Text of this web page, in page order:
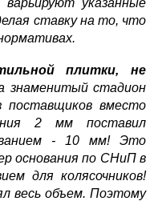
ставку на то, что
плитки, не
знаменитый стадион
поставщиков вместо
2 мм поставил
- 10 мм! Это
основания по СНиП в
для колясочников!
весь объем. Поэтому